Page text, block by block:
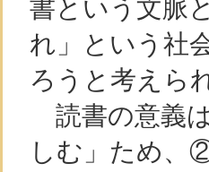
書という文脈
れ」という社
ろうと考えら
読書の意義
しむ」ため、